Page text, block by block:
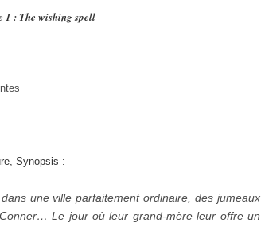
1 : The wishing spell
Synopsis :
une ville parfaitement ordinaire, des jumeaux
Le jour où leur grand-mère leur offre un